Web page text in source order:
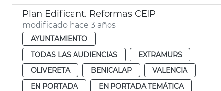
Plan Edificant. Reformas CEIP
modificado hace 3 años
AYUNTAMIENTO
TODAS LAS AUDIENCIAS
EXTRAMURS
OLIVERETA
BENICALAP
VALENCIA
EN PORTADA
EN PORTADA TEMÁTICA